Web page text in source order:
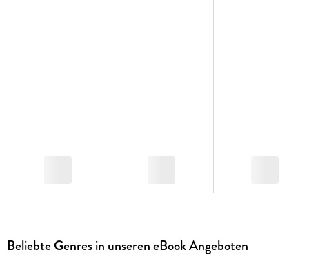
Beliebte Genres in unseren eBook Angeboten